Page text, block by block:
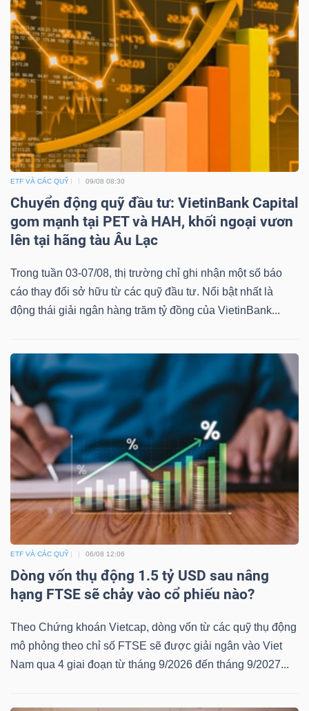
ETF VÀ CÁC QUỸ 09/08 08:30
Chuyển động quỹ đầu tư: VietinBank Capital
gom mạnh tại PET và HAH, khối ngoại vươn
lên tại hãng tàu Âu Lạc
Trong tuần 03-07/08, thị trường chỉ ghi nhận một số báo
cáo thay đổi sở hữu từ các quỹ đầu tư. Nổi bật nhất là
động thái giải ngân hàng trăm tỷ đồng của VietinBank...
ETF VÀ CÁC QUỸ 06/08 12:06
Dòng vốn thụ động 1.5 tỷ USD sau nâng
hạng FTSE sẽ chảy vào cổ phiếu nào?
Theo Chứng khoán Vietcap, dòng vốn từ các quỹ thụ động
mô phỏng theo chỉ số FTSE sẽ được giải ngân vào Viet
Nam qua 4 giai đoạn từ tháng 9/2026 đến tháng 9/2027...
YẾU
DÙNG
THIẾT
YẾU
CHĂM
SỨC
KHỎE
TÀI
CHÍNH
CÔNG
NGHỆ
THÔNG
DỊCH
VỤ
TRUYỀN